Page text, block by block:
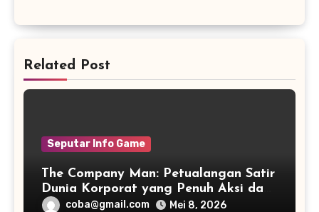
Related Post
Seputar Info Game
The Company Man: Petualangan Satir
Dunia Korporat yang Penuh Aksi dan
Humorcoba@gmail.com Mei 8, 2026